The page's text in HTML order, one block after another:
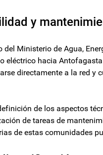
y
Ministerio de Agua,
eléctrico hacia
directamente a la red y
de los aspectos
de tareas de
de estas comunidades